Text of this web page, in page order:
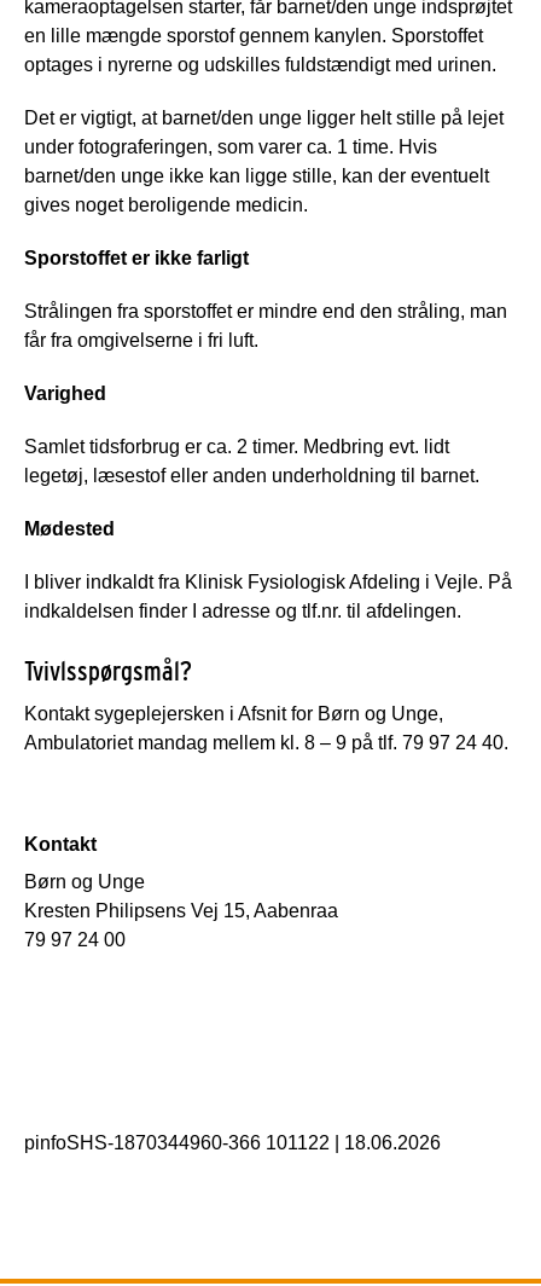
kameraoptagelsen starter, får barnet/den unge indsprøjtet
en lille mængde sporstof gennem kanylen. Sporstoffet
optages i nyrerne og udskilles fuldstændigt med urinen.
Det er vigtigt, at barnet/den unge ligger helt stille på lejet
under fotograferingen, som varer ca. 1 time. Hvis
barnet/den unge ikke kan ligge stille, kan der eventuelt
gives noget beroligende medicin.
Sporstoffet er ikke farligt
Strålingen fra sporstoffet er mindre end den stråling, man
får fra omgivelserne i fri luft.
Varighed
Samlet tidsforbrug er ca. 2 timer. Medbring evt. lidt
legetøj, læsestof eller anden underholdning til barnet.
Mødested
I bliver indkaldt fra Klinisk Fysiologisk Afdeling i Vejle. På
indkaldelsen finder I adresse og tlf.nr. til afdelingen.
Tvivlsspørgsmål?
Kontakt sygeplejersken i Afsnit for Børn og Unge,
Ambulatoriet mandag mellem kl. 8 – 9 på tlf. 79 97 24 40.
Kontakt
Børn og Unge
Kresten Philipsens Vej 15, Aabenraa
79 97 24 00
pinfoSHS-1870344960-366 101122 18.06.2026